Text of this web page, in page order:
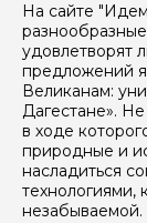
На сайте
удовлетворят
предложений
Великанам:
Дагестане».
в ходе
природные и
насладиться
технологиями,
незабываемой.
Как вас зовут
Ваша
Ваш номер